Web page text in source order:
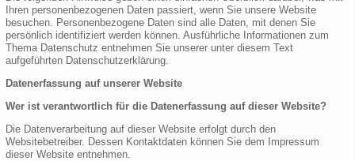
Ihren personenbezogenen Daten passiert, wenn Sie unsere Website
besuchen. Personenbezogene Daten sind alle Daten, mit denen Sie
persönlich identifiziert werden können. Ausführliche Informationen zum
Thema Datenschutz entnehmen Sie unserer unter diesem Text
aufgeführten Datenschutzerklärung.
Datenerfassung auf unserer Website
Wer ist verantwortlich für die Datenerfassung auf dieser Website?
Die Datenverarbeitung auf dieser Website erfolgt durch den
Websitebetreiber. Dessen Kontaktdaten können Sie dem Impressum
dieser Website entnehmen.